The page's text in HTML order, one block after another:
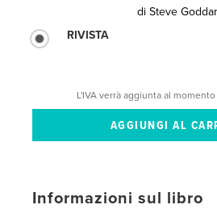
di Steve
RIVISTA
L'IVA verrà aggiunta al
Informazioni sul libro